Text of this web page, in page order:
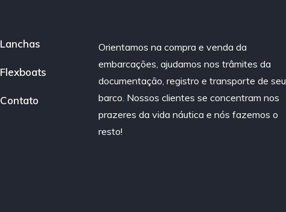
Lanchas
Flexboats
Contato
Orientamos na compra e venda da
embarcações, ajudamos nos trâmites da
documentação, registro e transporte de seu
barco. Nossos clientes se concentram nos
prazeres da vida náutica e nós fazemos o
resto!